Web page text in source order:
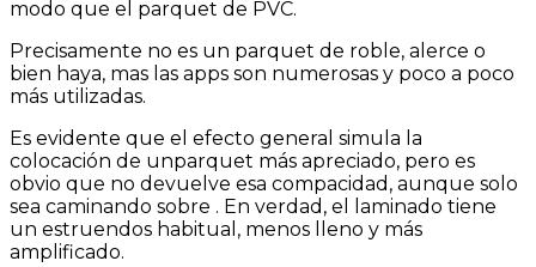
modo que el parquet de PVC.
Precisamente no es un parquet de roble, alerce o
bien haya, mas las apps son numerosas y poco a poco
más utilizadas.
Es evidente que el efecto general simula la
colocación de unparquet más apreciado, pero es
obvio que no devuelve esa compacidad, aunque solo
sea caminando sobre . En verdad, el laminado tiene
un estruendos habitual, menos lleno y más
amplificado.